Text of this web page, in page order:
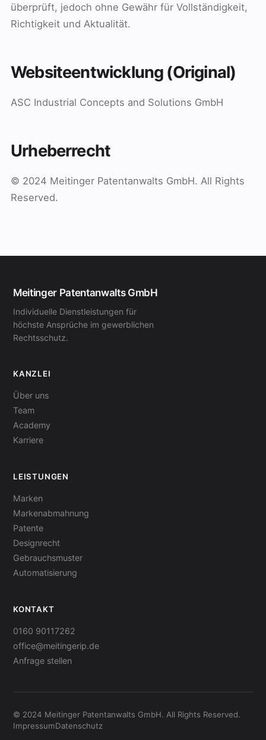
überprüft, jedoch ohne Gewähr für Vollständigkeit,
Richtigkeit und Aktualität.
Websiteentwicklung (Original)
ASC Industrial Concepts and Solutions GmbH
Urheberrecht
© 2024 Meitinger Patentanwalts GmbH. All Rights
Reserved.
Meitinger Patentanwalts GmbH
Individuelle Dienstleistungen für
höchste Ansprüche im gewerblichen
Rechtsschutz.
KANZLEI
Über uns
Team
Academy
Karriere
LEISTUNGEN
Marken
Markenabmahnung
Patente
Designrecht
Gebrauchsmuster
Automatisierung
KONTAKT
0160 90117262
office@meitingerip.de
Anfrage stellen
© 2024 Meitinger Patentanwalts GmbH. All Rights Reserved.
ImpressumDatenschutz